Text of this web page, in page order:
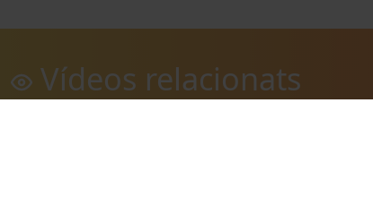
Vídeos relacionats